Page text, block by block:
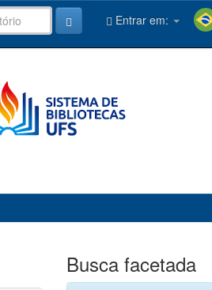
Entrar em:
Busca facetada